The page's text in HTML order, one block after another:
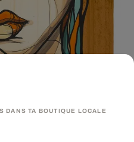
DANS TA BOUTIQUE LOCALE